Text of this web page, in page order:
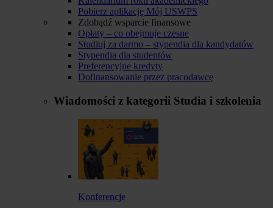
Pobierz aplikację Mój USWPS
Zdobądź wsparcie finansowe
Opłaty – co obejmuje czesne
Studiuj za darmo – stypendia dla kandydatów
Stypendia dla studentów
Preferencyjne kredyty
Dofinansowanie przez pracodawcę
Wiadomości z kategorii Studia i szkolenia
Konferencje